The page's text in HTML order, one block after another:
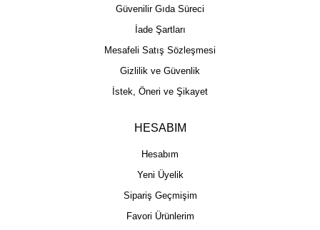
Güvenilir Gıda Süreci
İade Şartları
Mesafeli Satış Sözleşmesi
Gizlilik ve Güvenlik
İstek, Öneri ve Şikayet
HESABIM
Hesabım
Yeni Üyelik
Sipariş Geçmişim
Favori Ürünlerim